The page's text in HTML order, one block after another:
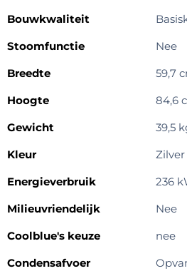
Bouwkwaliteit
Stoomfunctie
Nee
Breedte
59,7
Hoogte
84,6
Gewicht
39,5
Kleur
Zilver
Energieverbruik
236
Milieuvriendelijk
Nee
Coolblue's keuze
nee
Condensafvoer